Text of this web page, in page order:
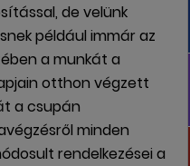
de velünk
például immár az
a munkát a
otthon végzett
a csupán
minden
rendelkezései a